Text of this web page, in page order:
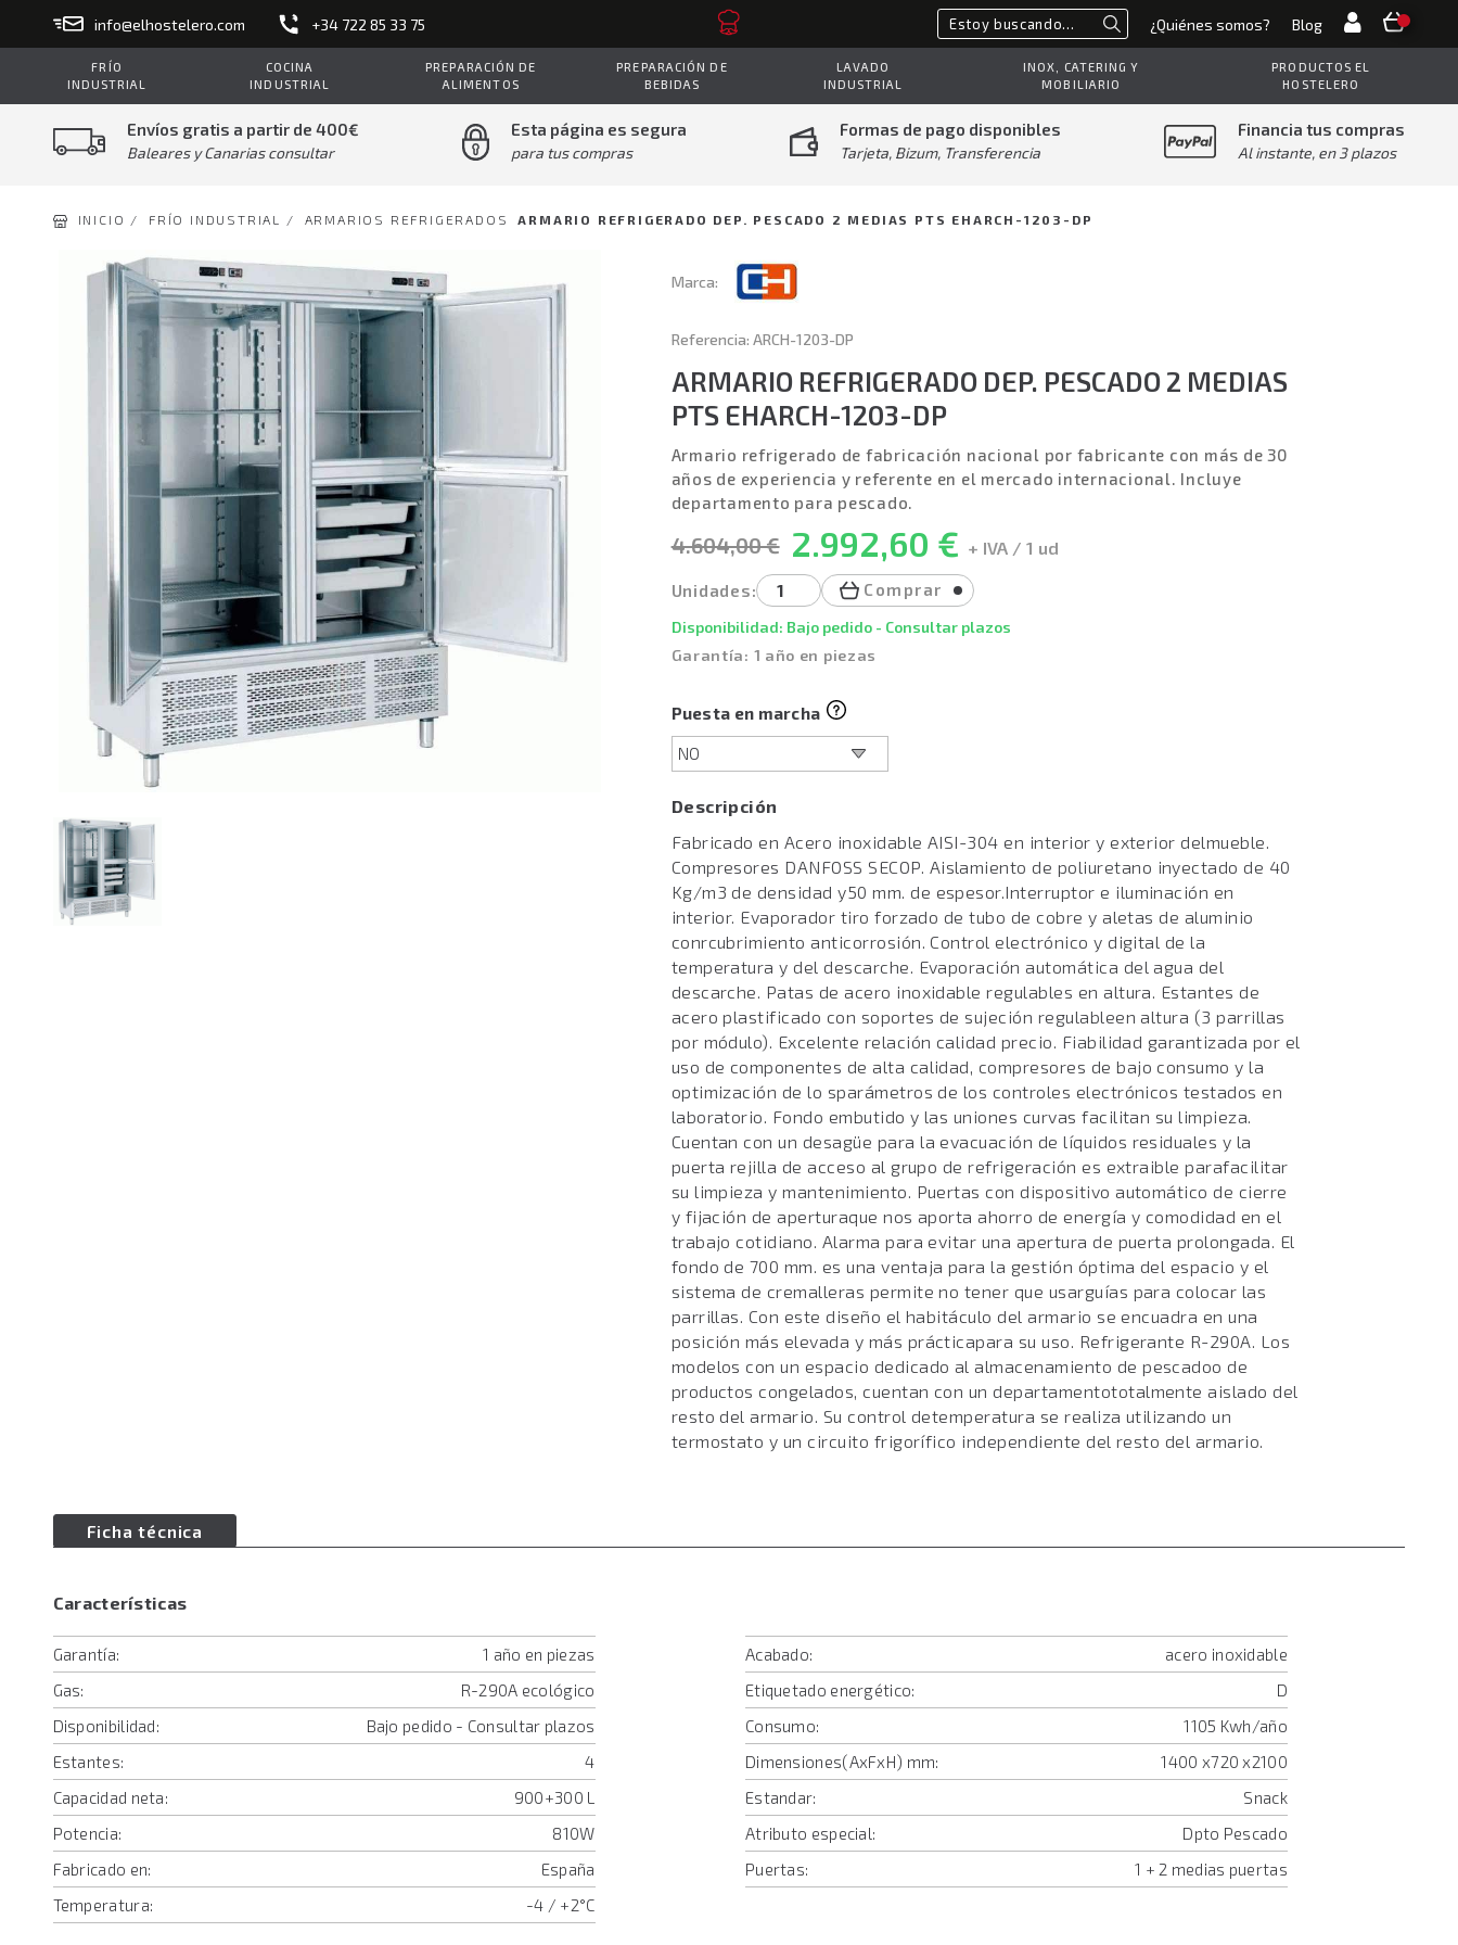
info@elhostelero.com +34 722 85 33 75 Buscar¿Quiénes somos? Blog
FRÍO
INDUSTRIAL
COCINA
INDUSTRIAL
PREPARACIÓN DE
ALIMENTOS
PREPARACIÓN DE
BEBIDAS
LAVADO
INDUSTRIAL
INOX, CATERING Y
MOBILIARIO
PRODUCTOS EL
HOSTELERO
Envíos gratis a partir de 400€
Baleares y Canarias consultar
Esta página es segura
para tus compras
Formas de pago disponibles
Tarjeta, Bizum, Transferencia
Financia tus compras
Al instante, en 3 plazos
INICIO / FRÍO INDUSTRIAL / ARMARIOS REFRIGERADOS ARMARIO REFRIGERADO DEP. PESCADO 2 MEDIAS PTS EHARCH-1203-DP
Marca:
Referencia: ARCH-1203-DP
ARMARIO REFRIGERADO DEP. PESCADO 2 MEDIAS
PTS EHARCH-1203-DP
Armario refrigerado de fabricación nacional por fabricante con más de 30
años de experiencia y referente en el mercado internacional. Incluye
departamento para pescado.
4.604,00 € 2.992,60 € + IVA / 1 ud
Unidades: Comprar
Disponibilidad: Bajo pedido - Consultar plazos
Garantía: 1 año en piezas
Puesta en marcha
Descripción
Fabricado en Acero inoxidable AISI-304 en interior y exterior delmueble.
Compresores DANFOSS SECOP. Aislamiento de poliuretano inyectado de 40
Kg/m3 de densidad y50 mm. de espesor.Interruptor e iluminación en
interior. Evaporador tiro forzado de tubo de cobre y aletas de aluminio
conrcubrimiento anticorrosión. Control electrónico y digital de la
temperatura y del descarche. Evaporación automática del agua del
descarche. Patas de acero inoxidable regulables en altura. Estantes de
acero plastificado con soportes de sujeción regulableen altura (3 parrillas
por módulo). Excelente relación calidad precio. Fiabilidad garantizada por el
uso de componentes de alta calidad, compresores de bajo consumo y la
optimización de lo sparámetros de los controles electrónicos testados en
laboratorio. Fondo embutido y las uniones curvas facilitan su limpieza.
Cuentan con un desagüe para la evacuación de líquidos residuales y la
puerta rejilla de acceso al grupo de refrigeración es extraible parafacilitar
su limpieza y mantenimiento. Puertas con dispositivo automático de cierre
y fijación de aperturaque nos aporta ahorro de energía y comodidad en el
trabajo cotidiano. Alarma para evitar una apertura de puerta prolongada. El
fondo de 700 mm. es una ventaja para la gestión óptima del espacio y el
sistema de cremalleras permite no tener que usarguías para colocar las
parrillas. Con este diseño el habitáculo del armario se encuadra en una
posición más elevada y más prácticapara su uso. Refrigerante R-290A. Los
modelos con un espacio dedicado al almacenamiento de pescadoo de
productos congelados, cuentan con un departamentototalmente aislado del
resto del armario. Su control detemperatura se realiza utilizando un
termostato y un circuito frigorífico independiente del resto del armario.
Ficha técnica
Características
Garantía:
1 año en piezas
Gas:
R-290A ecológico
Disponibilidad:
Bajo pedido - Consultar plazos
Estantes:
4
Capacidad neta:
900+300 L
Potencia:
810W
Fabricado en:
España
Temperatura:
-4 / +2°C
Acabado:
acero inoxidable
Etiquetado energético:
D
Consumo:
1105 Kwh/año
Dimensiones(AxFxH) mm:
1400 x720 x2100
Estandar:
Snack
Atributo especial:
Dpto Pescado
Puertas:
1 + 2 medias puertas